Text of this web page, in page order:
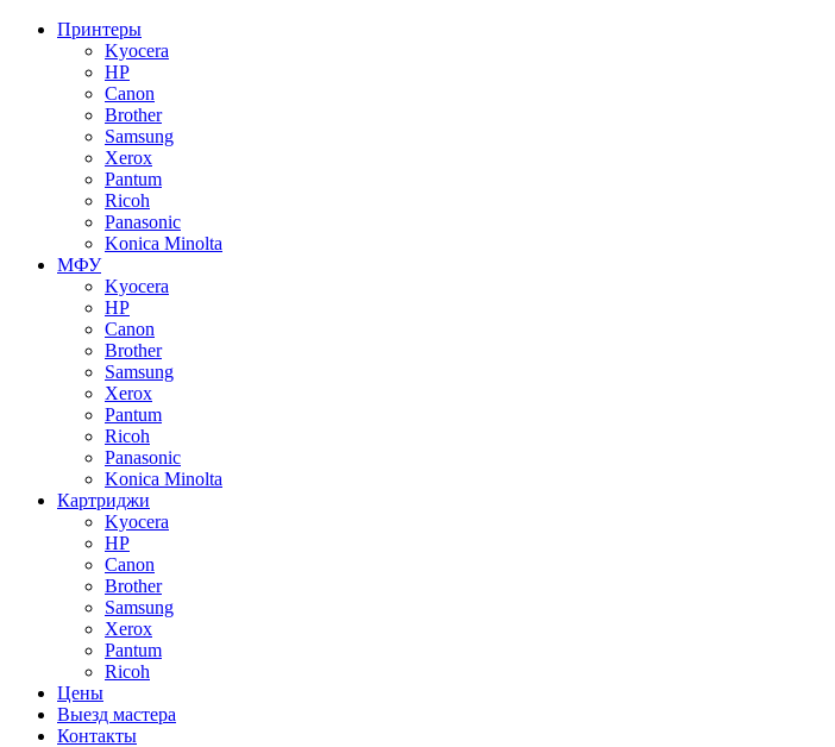
Принтеры
Kyocera
HP
Canon
Brother
Samsung
Xerox
Pantum
Ricoh
Panasonic
Konica Minolta
МФУ
Kyocera
HP
Canon
Brother
Samsung
Xerox
Pantum
Ricoh
Panasonic
Konica Minolta
Картриджи
Kyocera
HP
Canon
Brother
Samsung
Xerox
Pantum
Ricoh
Цены
Выезд мастера
Контакты